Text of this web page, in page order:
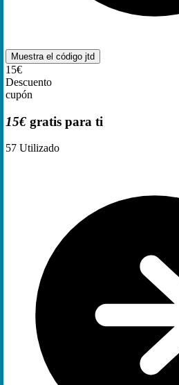
Muestra el código jtd
15€
Descuento
cupón
15€ gratis para ti
57 Utilizado